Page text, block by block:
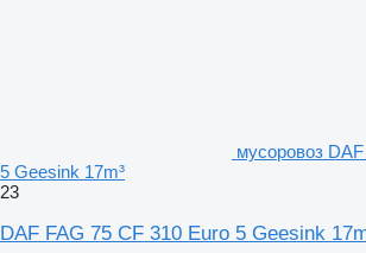
мусоровоз
5 Geesink 17m³
23
DAF FAG 75 CF 310 Euro 5 Geesink